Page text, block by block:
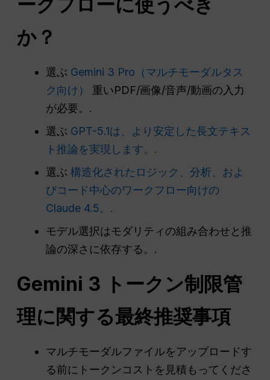
か？
選ぶ Gemini 3 Pro（マルチモーダルタス
ク向け）重いPDF/画像/音声/動画の入力
が必要。.
選ぶ GPT-5.1は、より安定した長文テキス
ト推論を実現します。.
選ぶ構造化されたロジック、分析、およ
びコード中心のワークフロー向けの
Claude 4.5。.
モデル選択はモダリティの組み合わせと推
論の深さに依存する。.
Gemini 3 トークン制限管
理に関する最終推奨事項
マルチモーダルファイルをアップロードす
る前にトークンコストを見積もってくださ